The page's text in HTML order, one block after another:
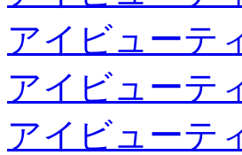
アイビューテ
アイビューテ
アイビューテ